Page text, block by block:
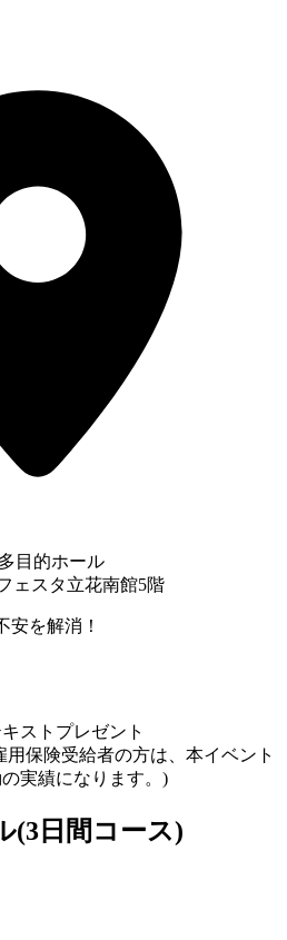
目的ホール
ェスタ立花南館5階
トプレゼント
保険受給者の方は、本イベント
実績になります。)
(3日間コース)